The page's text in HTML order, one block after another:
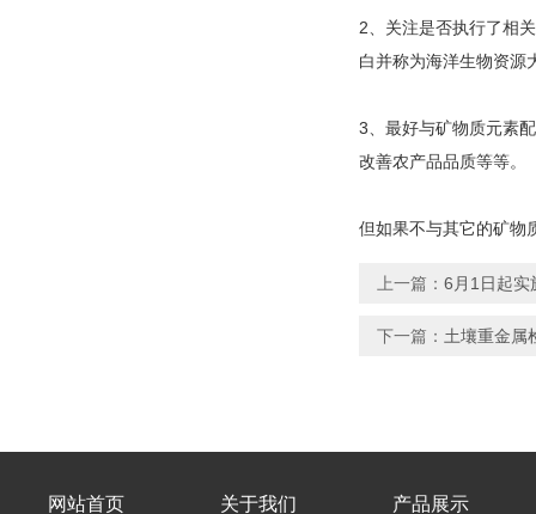
2、关注是否执行了相
白并称为海洋生物资源
3、最好与矿物质元素
改善农产品品质等等。
但如果不与其它的矿物
上一篇： 6月1日起实
下一篇： 土壤重金属
网站首页 关于我们 产品展示